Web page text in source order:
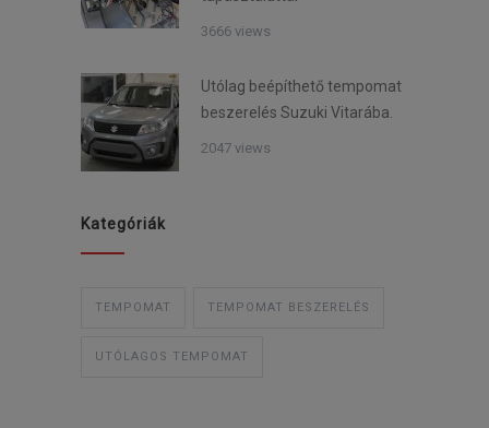
3666 views
Utólag beépíthető tempomat
beszerelés Suzuki Vitarába.
2047 views
Kategóriák
TEMPOMAT TEMPOMAT BESZERELÉS
UTÓLAGOS TEMPOMAT